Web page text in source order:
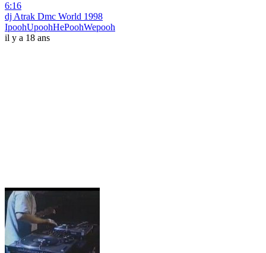
6:16
dj Atrak Dmc World 1998
IpoohUpoohHePoohWepooh
il y a 18 ans